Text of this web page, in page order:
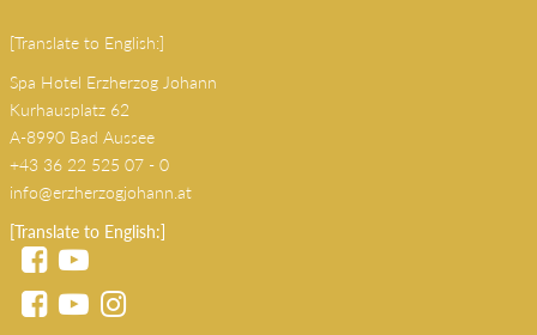
(copy 18)
[Translate to English:]
Spa Hotel Erzherzog Johann
Kurhausplatz 62
A-8990 Bad Aussee
+43 36 22 525 07 - 0
info@erzherzogjohann.at
[Translate to English:]